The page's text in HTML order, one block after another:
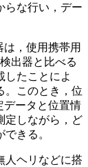
らな行い，デー
，使用携帯用
出器と比べる
したことによ
。このとき，位
データと位置情
定しながら，ど
きる。
人ヘリなどに搭